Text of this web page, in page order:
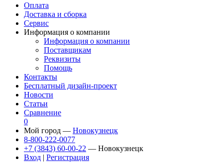
Оплата
Доставка и сборка
Сервис
Информация о компании
Информация о компании
Поставщикам
Реквизиты
Помощь
Контакты
Бесплатный дизайн-проект
Новости
Статьи
Сравнение
0
Мой город — Новокузнецк
8-800-222-0077
+7 (3843) 60-00-22 — Новокузнецк
Вход | Регистрация